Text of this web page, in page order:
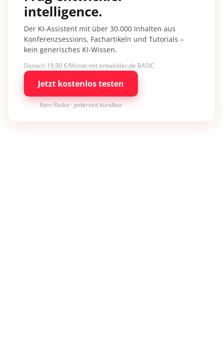
intelligence.
Der KI-Assistent mit über 30.000 Inhalten aus
Konferenzsessions, Fachartikeln und Tutorials –
kein generisches KI-Wissen.
Danach 19,90 €/Monat mit entwickler.de BASIC
Jetzt kostenlos testen
Kein Risiko · jederzeit kündbar